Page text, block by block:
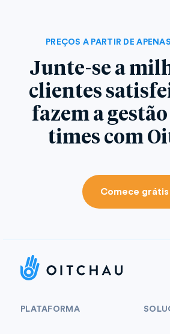
PREÇOS A PARTIR DE
Junte-se a
clientes
fazem a
times com
Comece grátis
PLATAFORMA